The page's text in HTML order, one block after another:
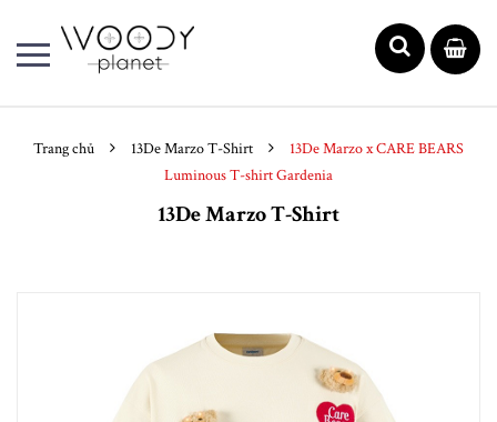
Trang chủ 13De Marzo T-Shirt
13De Marzo x CARE BEARS
Luminous T-shirt Gardenia
13De Marzo T-Shirt